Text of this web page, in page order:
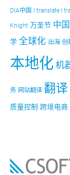
DIA中国 I translate I
Knight 万圣节 中
学 全球化 出海 创
本地化机
务 网站翻译 翻译
质量控制 跨境电商